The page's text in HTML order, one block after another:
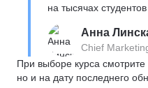
на тысячах
Анна
Chief
При выборе курса
но и на дату последнего